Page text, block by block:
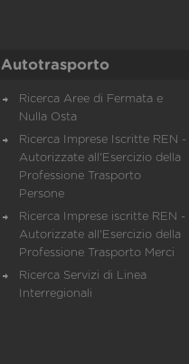
Autotrasporto
Ricerca Aree di Fermata e
Nulla Osta
Ricerca Imprese Iscritte REN -
Autorizzate all'Esercizio della
Professione Trasporto
Persone
Ricerca Imprese iscritte REN -
Autorizzate all'Esercizio della
Professione Trasporto Merci
Ricerca Servizi di Linea
Interregionali